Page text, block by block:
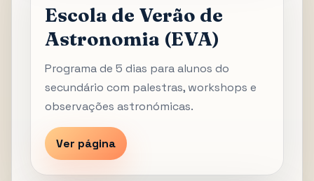
Escola de Verão de
Astronomia (EVA)
Programa de 5 dias para alunos do
secundário com palestras, workshops e
observações astronómicas.
Ver página